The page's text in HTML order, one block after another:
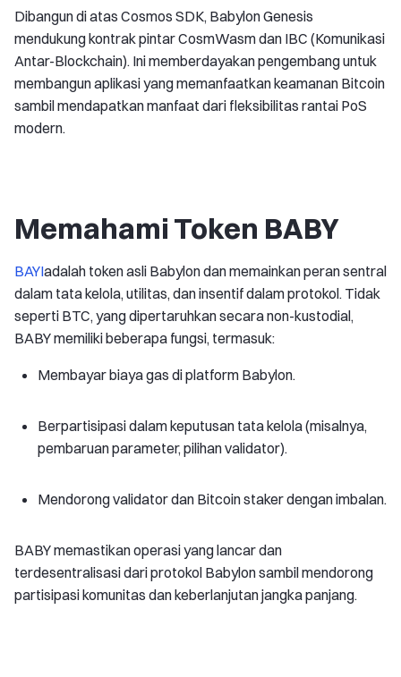
Dibangun di atas Cosmos SDK, Babylon Genesis
mendukung kontrak pintar CosmWasm dan IBC (Komunikasi
Antar-Blockchain). Ini memberdayakan pengembang untuk
membangun aplikasi yang memanfaatkan keamanan Bitcoin
sambil mendapatkan manfaat dari fleksibilitas rantai PoS
modern.
Memahami Token BABY
BAYIadalah token asli Babylon dan memainkan peran sentral
dalam tata kelola, utilitas, dan insentif dalam protokol. Tidak
seperti BTC, yang dipertaruhkan secara non-kustodial,
BABY memiliki beberapa fungsi, termasuk:
Membayar biaya gas di platform Babylon.
Berpartisipasi dalam keputusan tata kelola (misalnya,
pembaruan parameter, pilihan validator).
Mendorong validator dan Bitcoin staker dengan imbalan.
BABY memastikan operasi yang lancar dan
terdesentralisasi dari protokol Babylon sambil mendorong
partisipasi komunitas dan keberlanjutan jangka panjang.